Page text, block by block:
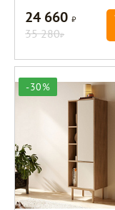
24 660Р
35 280Р
-30%